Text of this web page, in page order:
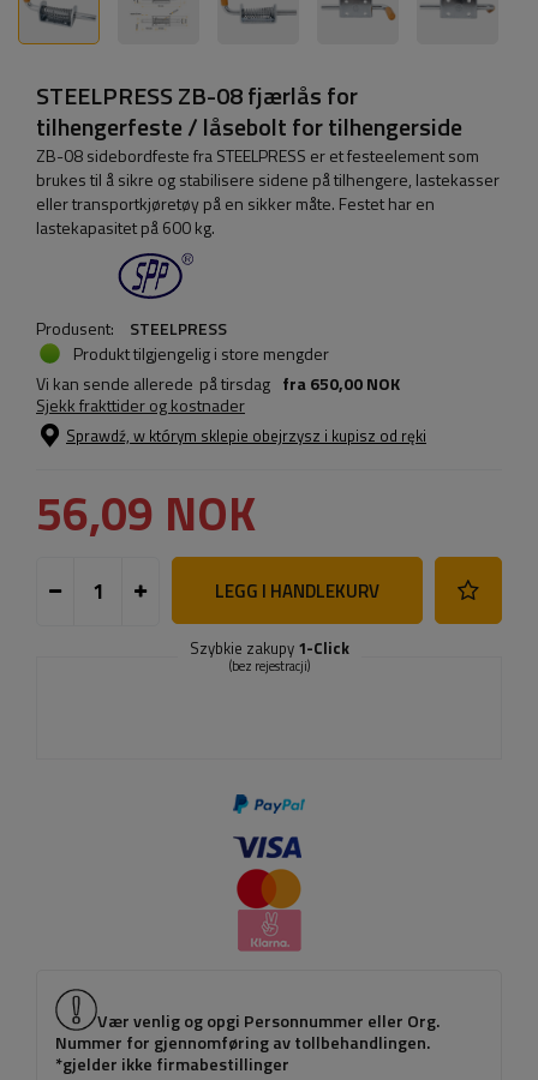
STEELPRESS ZB-08 fjærlås for
tilhengerfeste / låsebolt for tilhengerside
ZB-08 sidebordfeste fra STEELPRESS er et festeelement som
brukes til å sikre og stabilisere sidene på tilhengere, lastekasser
eller transportkjøretøy på en sikker måte. Festet har en
lastekapasitet på 600 kg.
Produsent:
STEELPRESS
Produkt tilgjengelig i store mengder
Vi kan sende allerede på tirsdag fra650,00 NOK
Sjekk frakttider og kostnader
Sprawdź, w którym sklepie obejrzysz i kupisz od ręki
56,09 NOK
LEGG I HANDLEKURV
Szybkie zakupy 1-Click
(bez rejestracji)
Vær venlig og opgi Personnummer eller Org.
Nummer for gjennomføring av tollbehandlingen.
*gjelder ikke firmabestillinger